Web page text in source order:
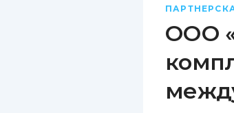
ООО